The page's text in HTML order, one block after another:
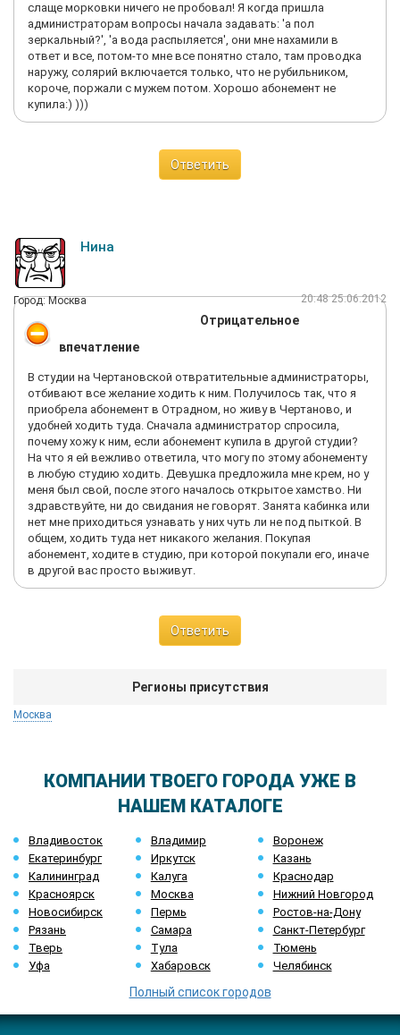
слаще морковки ничего не пробовал! Я когда пришла
администраторам вопросы начала задавать: 'а пол
зеркальный?', 'а вода распыляется', они мне нахамили в
ответ и все, потом-то мне все понятно стало, там проводка
наружу, солярий включается только, что не рубильником,
короче, поржали с мужем потом. Хорошо абонемент не
купила:) )))
Ответить
Нина
Город: Москва 20:48 25.06.2012
Отрицательное
впечатление
В студии на Чертановской отвратительные администраторы,
отбивают все желание ходить к ним. Получилось так, что я
приобрела абонемент в Отрадном, но живу в Чертаново, и
удобней ходить туда. Сначала администратор спросила,
почему хожу к ним, если абонемент купила в другой студии?
На что я ей вежливо ответила, что могу по этому абонементу
в любую студию ходить. Девушка предложила мне крем, но у
меня был свой, после этого началось открытое хамство. Ни
здравствуйте, ни до свидания не говорят. Занята кабинка или
нет мне приходиться узнавать у них чуть ли не под пыткой. В
общем, ходить туда нет никакого желания. Покупая
абонемент, ходите в студию, при которой покупали его, иначе
в другой вас просто выживут.
Ответить
Регионы присутствия
Москва
КОМПАНИИ ТВОЕГО ГОРОДА УЖЕ В
НАШЕМ КАТАЛОГЕ
Владивосток Владимир
Воронеж
Екатеринбург
Иркутск
Казань
Калининград
Калуга
Краснодар
Красноярск
Москва
Нижний Новгород
Новосибирск
Пермь
Ростов-на-Дону
Рязань
Самара
Санкт-Петербург
Тверь
Тула
Тюмень
Уфа
Хабаровск Челябинск
Полный список городов